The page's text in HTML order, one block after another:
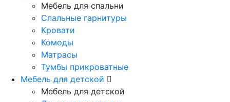
Мебель для спальни
Спальные гарнитуры
Кровати
Комоды
Матрасы
Тумбы прикроватные
Мебель для детской
Мебель для детской